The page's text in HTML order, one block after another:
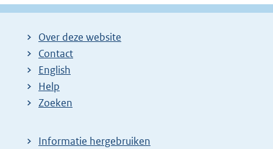
Over deze website
Contact
English
Help
Zoeken
Informatie hergebruiken